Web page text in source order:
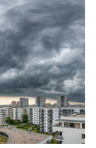
kilku tygodni
gwałtowne
wyjątkiem.
wyładowania.
wyjątkowy